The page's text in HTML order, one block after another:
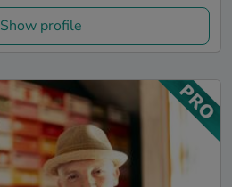
Show profile